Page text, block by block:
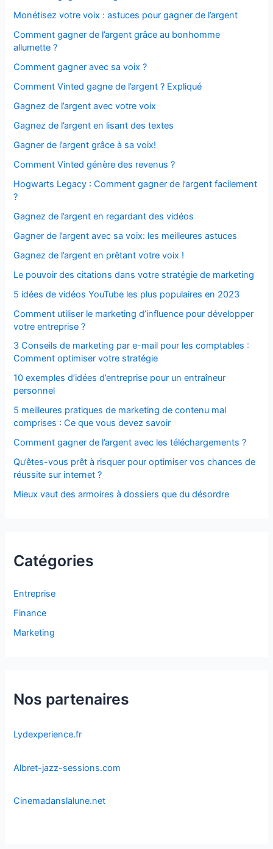
Monétisez votre voix : astuces pour gagner de l’argent
Comment gagner de l’argent grâce au bonhomme
allumette ?
Comment gagner avec sa voix ?
Comment Vinted gagne de l’argent ? Expliqué
Gagnez de l’argent avec votre voix
Gagnez de l’argent en lisant des textes
Gagner de l’argent grâce à sa voix!
Comment Vinted génère des revenus ?
Hogwarts Legacy : Comment gagner de l’argent facilement
?
Gagnez de l’argent en regardant des vidéos
Gagner de l’argent avec sa voix: les meilleures astuces
Gagnez de l’argent en prêtant votre voix !
Le pouvoir des citations dans votre stratégie de marketing
5 idées de vidéos YouTube les plus populaires en 2023
Comment utiliser le marketing d’influence pour développer
votre entreprise ?
3 Conseils de marketing par e-mail pour les comptables :
Comment optimiser votre stratégie
10 exemples d’idées d’entreprise pour un entraîneur
personnel
5 meilleures pratiques de marketing de contenu mal
comprises : Ce que vous devez savoir
Comment gagner de l’argent avec les téléchargements ?
Qu’êtes-vous prêt à risquer pour optimiser vos chances de
réussite sur internet ?
Mieux vaut des armoires à dossiers que du désordre
Catégories
Entreprise
Finance
Marketing
Nos partenaires
Lydexperience.fr
Albret-jazz-sessions.com
Cinemadanslalune.net